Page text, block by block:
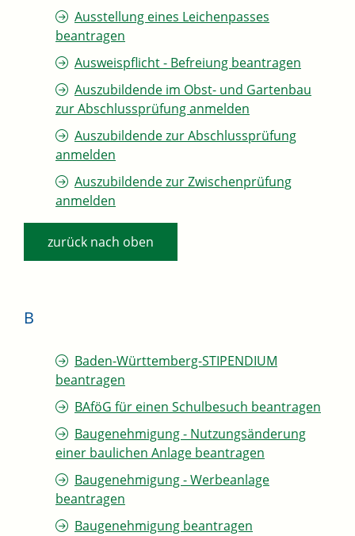
Ausstellung eines Leichenpasses
beantragen
Ausweispflicht - Befreiung beantragen
Auszubildende im Obst- und Gartenbau
zur Abschlussprüfung anmelden
Auszubildende zur Abschlussprüfung
anmelden
Auszubildende zur Zwischenprüfung
anmelden
zurück nach oben
B
Baden-Württemberg-STIPENDIUM
beantragen
BAföG für einen Schulbesuch beantragen
Baugenehmigung - Nutzungsänderung
einer baulichen Anlage beantragen
Baugenehmigung - Werbeanlage
beantragen
Baugenehmigung beantragen